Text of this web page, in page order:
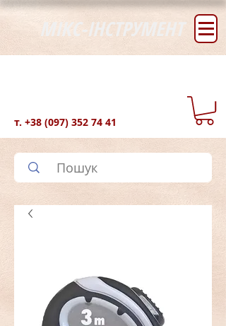
МІКС-ІНСТРУМЕНТ
т. +38 (097) 352 74 41